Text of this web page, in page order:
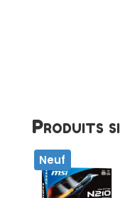
Produits
Neuf